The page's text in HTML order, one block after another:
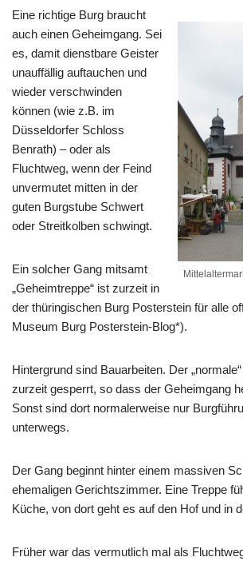
Eine richtige Burg braucht
auch einen Geheimgang. Sei
es, damit dienstbare Geister
unauffällig auftauchen und
wieder verschwinden
können (wie z.B. im
Düsseldorfer Schloss
Benrath) – oder als
Fluchtweg, wenn der Feind
unvermutet mitten in der
guten Burgstube Schwert
oder Streitkolben schwingt.
Ein solcher Gang mitsamt
„Geheimtreppe“ ist zurzeit in
der thüringischen Burg Posterstein für alle
Museum Burg Posterstein-Blog*).
Hintergrund sind Bauarbeiten. Der
zurzeit gesperrt, so dass der Geheimgang
Sonst sind dort normalerweise nur
unterwegs.
Der Gang beginnt hinter einem massiven
ehemaligen Gerichtszimmer. Eine Treppe
Küche, von dort geht es auf den Hof und in
Früher war das vermutlich mal als